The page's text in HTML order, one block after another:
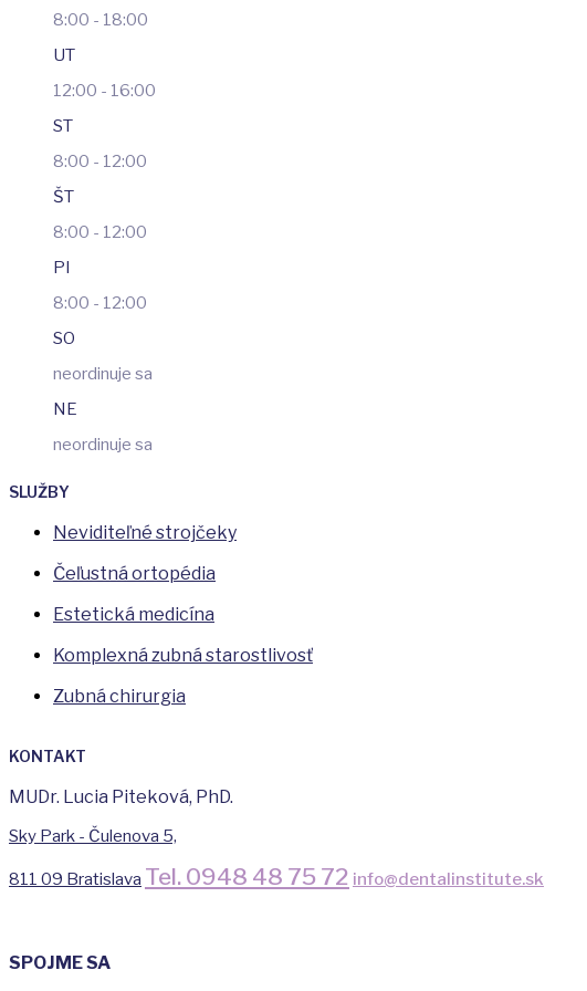
8:00 - 18:00
UT
12:00 - 16:00
ST
8:00 - 12:00
ŠT
8:00 - 12:00
PI
8:00 - 12:00
SO
neordinuje sa
NE
neordinuje sa
SLUŽBY
Neviditeľné strojčeky
Čeľustná ortopédia
Estetická medicína
Komplexná zubná starostlivosť
Zubná chirurgia
KONTAKT
MUDr. Lucia Piteková, PhD.
Sky Park - Čulenova 5,
811 09 Bratislava Tel. 0948 48 75 72 info@dentalinstitute.sk
SPOJME SA